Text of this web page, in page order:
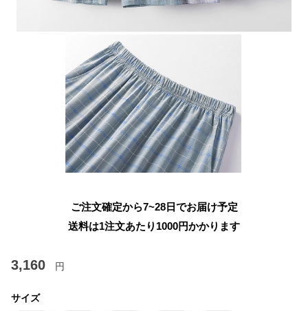
ご注文確定から7~28日でお届け予定
送料は1注文あたり 1000円かかります
3,160 円
サイズ